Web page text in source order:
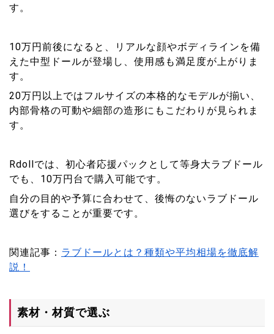
す。
10万円前後になると、リアルな顔やボディラインを備
えた中型ドールが登場し、使用感も満足度が上がりま
す。
20万円以上ではフルサイズの本格的なモデルが揃い、
内部骨格の可動や細部の造形にもこだわりが見られま
す。
Rdollでは、初心者応援パックとして等身大ラブドール
でも、10万円台で購入可能です。
自分の目的や予算に合わせて、後悔のないラブドール
選びをすることが重要です。
関連記事： ラブドールとは？種類や平均相場を徹底解
説！
素材・材質で選ぶ